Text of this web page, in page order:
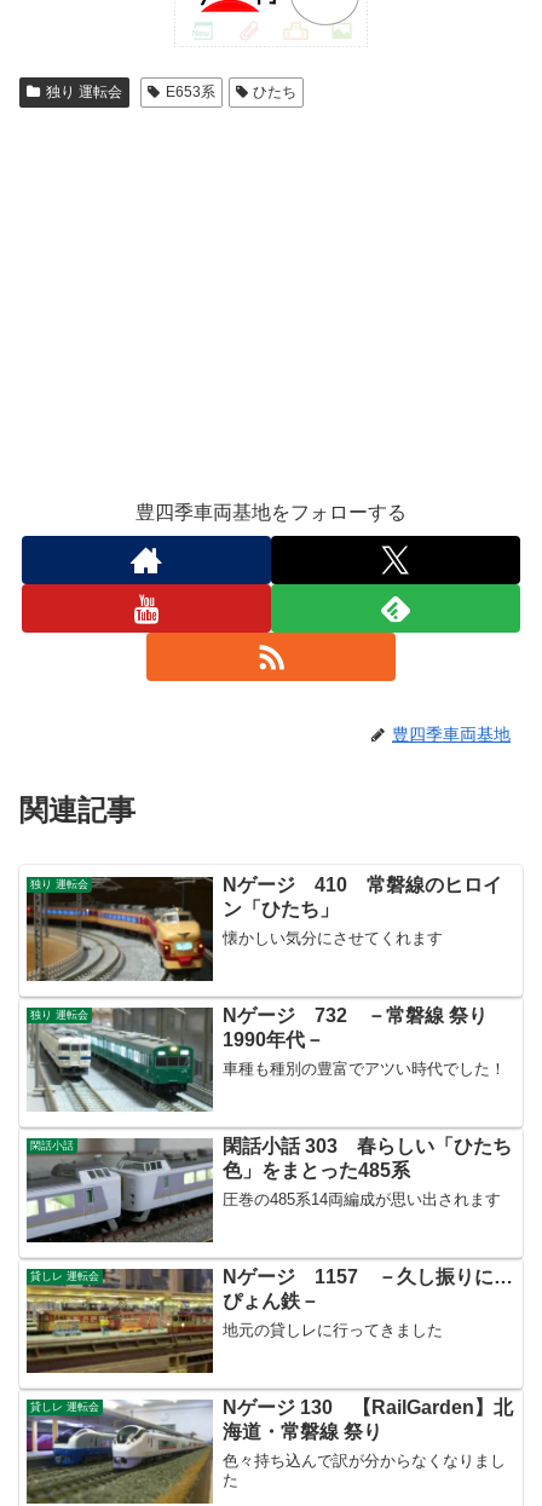
独り 運転会 E653系 ひたち
豊四季車両基地をフォローする
豊四季車両基地
関連記事
独り 運転会
Nゲージ 410 常磐線のヒロイ
ン「ひたち」
懐かしい気分にさせてくれます
独り 運転会
Nゲージ 732 －常磐線 祭り
1990年代－
車種も種別の豊富でアツい時代でした！
閑話小話
閑話小話 303 春らしい「ひたち
色」をまとった485系
圧巻の485系14両編成が思い出されます
貸しレ 運転会
Nゲージ 1157 －久し振りに…
ぴょん鉄－
地元の貸しレに行ってきました
貸しレ 運転会
Nゲージ 130 【RailGarden】北
海道・常磐線 祭り
色々持ち込んで訳が分からなくなりまし
た